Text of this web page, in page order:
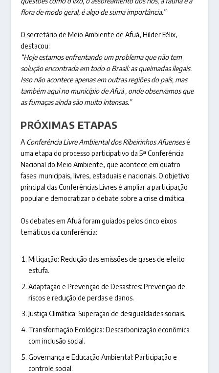
flora de modo geral, é algo de suma importância.”
O secretário de Meio Ambiente de Afuá, Hilder Félix,
destacou:
“Hoje estamos enfrentando um problema que não tem
solução encontrada em todo o Brasil: as queimadas ilegais.
Isso não acontece apenas em outras regiões do país, mas
também aqui no município de Afuá , onde observamos que
as fumaças ainda são muito intensas.”
PRÓXIMAS ETAPAS
A Conferência Livre Ambiental dos Ribeirinhos Afuensesé
uma etapa do processo participativo da 5ª Conferência
Nacional do Meio Ambiente, que acontece em quatro
fases: municipais, livres, estaduais e nacionais. O objetivo
principal das Conferências Livres é ampliar a participação
popular e democratizar o debate sobre a crise climática.
Os debates em Afuá foram guiados pelos cinco eixos
temáticos da conferência:
Mitigação: Redução das emissões de gases de efeito
estufa.
Adaptação e Prevenção de Desastres: Prevenção de
riscos e redução de perdas e danos.
Justiça Climática: Superação de desigualdades sociais.
Transformação Ecológica: Descarbonização econômica
com inclusão social.
Governança e Educação Ambiental: Participação e
controle social.